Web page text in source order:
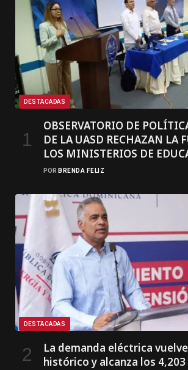
DESTACADAS
OBSERVATORIO DE
DE LA UASD RECHAZAN LA
LOS MINISTERIOS DE
POR BRENDA FELIZ
DESTACADAS
La demanda eléctrica
histórico y alcanza los 4,203